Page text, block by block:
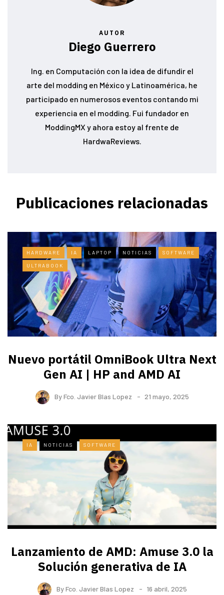
AUTOR
Diego Guerrero
Ing. en Computación con la idea de difundir el
arte del modding en México y Latinoamérica, he
participado en numerosos eventos contando mi
experiencia en el modding. Fui fundador en
ModdingMX y ahora estoy al frente de
HardwaReviews.
Publicaciones relacionadas
HARDWARE IA LAPTOP NOTICIAS SOFTWARE
ULTRABOOK
Nuevo portátil OmniBook Ultra ​Next
Gen AI | HP and AMD AI
ByFco. Javier Blas Lopez 21 mayo, 2025
IA NOTICIAS SOFTWARE
Lanzamiento de AMD: Amuse 3.0 la
Solución generativa de IA
ByFco. Javier Blas Lopez 16 abril, 2025